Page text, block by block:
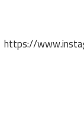
https://